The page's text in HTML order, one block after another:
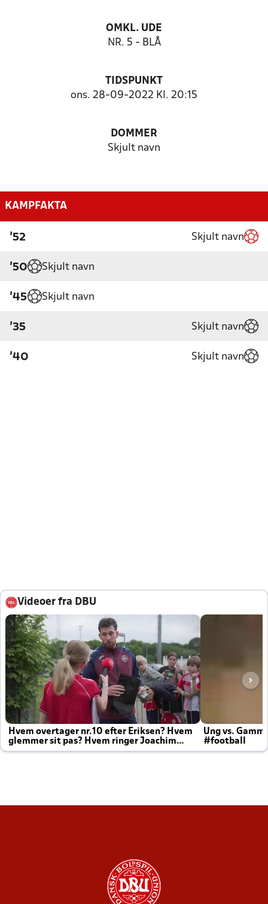
OMKL. UDE
NR. 5 - BLÅ
TIDSPUNKT
ons. 28-09-2022 Kl. 20:15
DOMMER
Skjult navn
KAMPFAKTA
'52 Skjult navn
'50 Skjult navn
'45 Skjult navn
'35 Skjult navn
'40 Skjult navn
Videoer fra DBU
Hvem overtager nr.10 efter Eriksen? Hvem
glemmer sit pas? Hvem ringer Joachim
altid til efter kampe?
Ung vs.
#football